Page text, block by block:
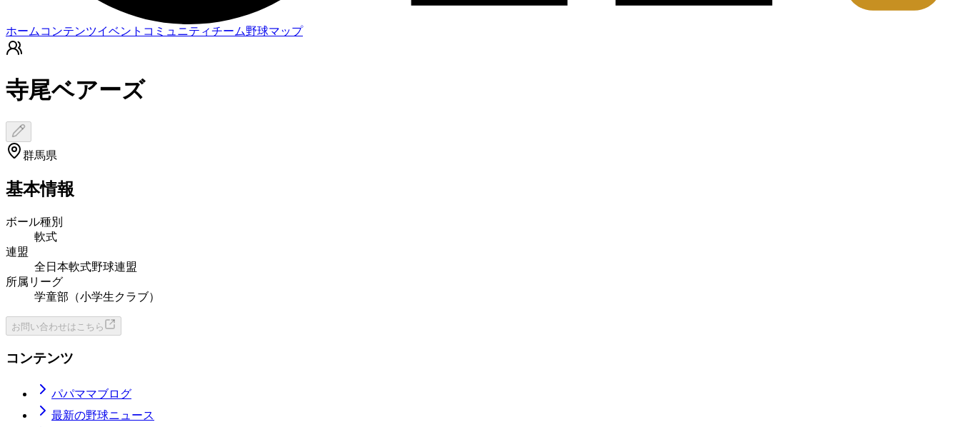
ホーム コンテンツイベント コミュニティチーム野球マップ
寺尾ベアーズ
群馬県
基本情報
ボール種別
軟式
連盟
全日本軟式野球連盟
所属リーグ
学童部（小学生クラブ）
お問い合わせはこちら
コンテンツ
パパママブログ
最新の野球ニュース